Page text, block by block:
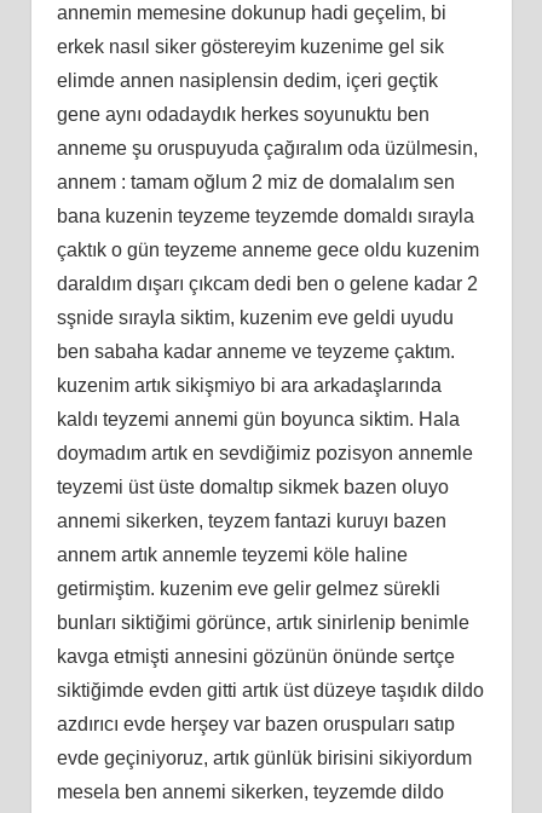
annemin memesine dokunup hadi geçelim, bi
erkek nasıl siker göstereyim kuzenime gel sik
elimde annen nasiplensin dedim, içeri geçtik
gene aynı odadaydık herkes soyunuktu ben
anneme şu oruspuyuda çağıralım oda üzülmesin,
annem : tamam oğlum 2 miz de domalalım sen
bana kuzenin teyzeme teyzemde domaldı sırayla
çaktık o gün teyzeme anneme gece oldu kuzenim
daraldım dışarı çıkcam dedi ben o gelene kadar 2
sşnide sırayla siktim, kuzenim eve geldi uyudu
ben sabaha kadar anneme ve teyzeme çaktım.
kuzenim artık sikişmiyo bi ara arkadaşlarında
kaldı teyzemi annemi gün boyunca siktim. Hala
doymadım artık en sevdiğimiz pozisyon annemle
teyzemi üst üste domaltıp sikmek bazen oluyo
annemi sikerken, teyzem fantazi kuruyı bazen
annem artık annemle teyzemi köle haline
getirmiştim. kuzenim eve gelir gelmez sürekli
bunları siktiğimi görünce, artık sinirlenip benimle
kavga etmişti annesini gözünün önünde sertçe
siktiğimde evden gitti artık üst düzeye taşıdık dildo
azdırıcı evde herşey var bazen oruspuları satıp
evde geçiniyoruz, artık günlük birisini sikiyordum
mesela ben annemi sikerken, teyzemde dildo